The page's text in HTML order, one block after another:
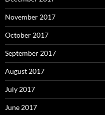
November 2017
October 2017
September 2017
August 2017
July 2017
June 2017